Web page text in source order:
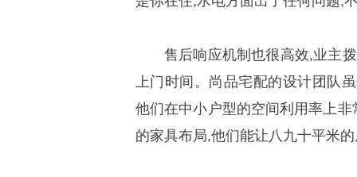
售后响应机制也很高效,业主
上门时间。尚品宅配的设计团队
他们在中小户型的空间利用率上
的家具布局,他们能让八九十平米